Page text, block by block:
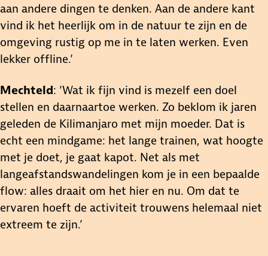
aan andere dingen te denken. Aan de andere kant
vind ik het heerlijk om in de natuur te zijn en de
omgeving rustig op me in te laten werken. Even
lekker offline.’
Mechteld: ‘Wat ik fijn vind is mezelf een doel
stellen en daarnaartoe werken. Zo beklom ik jaren
geleden de Kilimanjaro met mijn moeder. Dat is
echt een mindgame: het lange trainen, wat hoogte
met je doet, je gaat kapot. Net als met
langeafstandswandelingen kom je in een bepaalde
flow: alles draait om het hier en nu. Om dat te
ervaren hoeft de activiteit trouwens helemaal niet
extreem te zijn.’